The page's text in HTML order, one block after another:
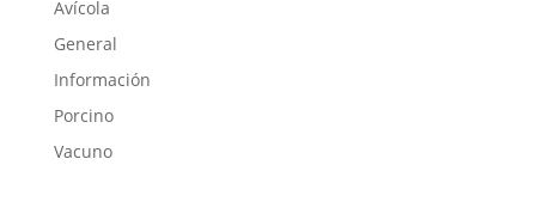
Avícola
General
Información
Porcino
Vacuno